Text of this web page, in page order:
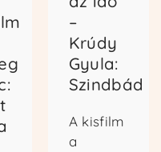
–
Krúdy
Gyula:
Szindbád
A kisfilm
a